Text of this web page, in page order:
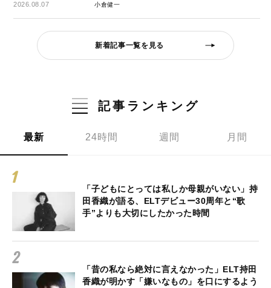
2026.08.07
小倉健一
新着記事一覧を見る
記事ランキング
最新 24時間 週間 月間
「子どもにとっては私しか母親がいない」持
田香織が語る、ELTデビュー30周年と“歌
手”よりも大切にしたかった時間
「昔の私なら絶対に言えなかった」ELT持田
香織が明かす「嫌いなもの」を口にするよう